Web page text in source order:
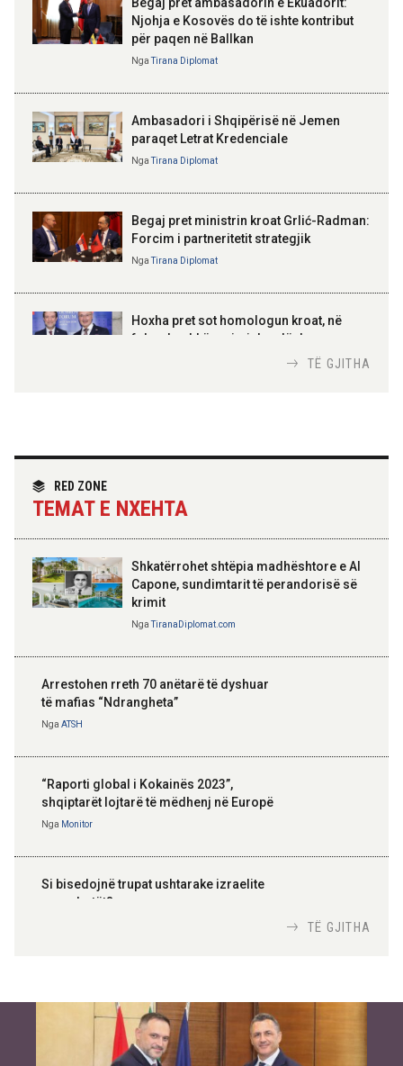
10:10 05-08-2026
Mbetën të bllokuar në kanionet e
Gjipesë, policia shpëton turistin
holandez me dy fëmijët e mitur
Mbi 2 milionë pasagjerë
udhëtuan në korrik përmes
aeroportit dhe porteve të vendit
Kosovë!
100-vjetori i themelimit të
Urdhrit të Skënderbeut
Njohja e Kosovës do të ishte kontribut
për paqen në Ballkan
NgaTirana Diplomat
Ambasadori i Shqipërisë në Jemen
paraqet Letrat Kredenciale
NgaTirana Diplomat
Begaj pret ministrin kroat Grlić-Radman:
Forcim i partneritetit strategjik
NgaTirana Diplomat
Hoxha pret sot homologun kroat, në
fokus bashkëpunimi dypalësh
partneritetit strategjik
TË GJITHA
RED ZONE
TEMAT E NXEHTA
Shkatërrohet shtëpia madhështore e Al
Capone, sundimtarit të perandorisë së
krimit
NgaTiranaDiplomat.com
Arrestohen rreth 70 anëtarë të dyshuar
të mafias “Ndrangheta”
Nga ATSH
“Raporti global i Kokainës 2023”,
shqiptarët lojtarë të mëdhenj në Europë
Nga Monitor
Si bisedojnë trupat ushtarake izraelite
me robotët?
inteligjente izraelite
TË GJITHA